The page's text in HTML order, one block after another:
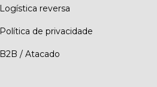
Logística reversa
Política de privacidade
B2B / Atacado